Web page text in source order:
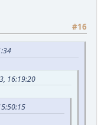
#16
16:19:20